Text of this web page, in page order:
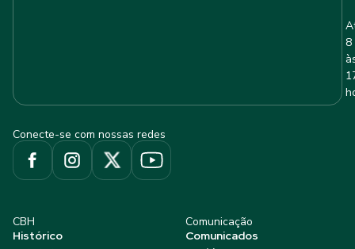
8
Conecte-se com nossas redes
CBH
Histórico
Comunicação
Comunicados